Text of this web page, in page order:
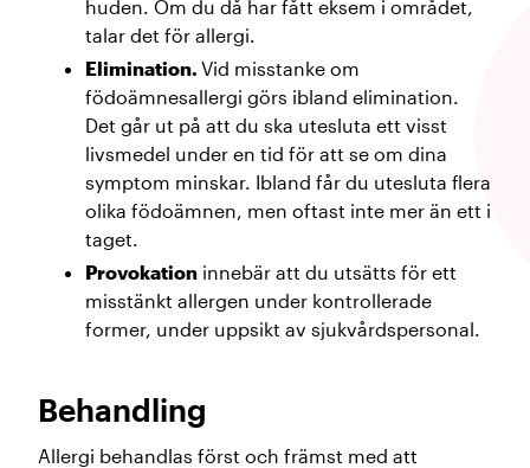
huden. Om du då har fått eksem i området,
talar det för allergi.
Elimination. Vid misstanke om
födoämnesallergi görs ibland elimination.
Det går ut på att du ska utesluta ett visst
livsmedel under en tid för att se om dina
symptom minskar. Ibland får du utesluta flera
olika födoämnen, men oftast inte mer än ett i
taget.
Provokation innebär att du utsätts för ett
misstänkt allergen under kontrollerade
former, under uppsikt av sjukvårdspersonal.
Behandling
Allergi behandlas först och främst med att